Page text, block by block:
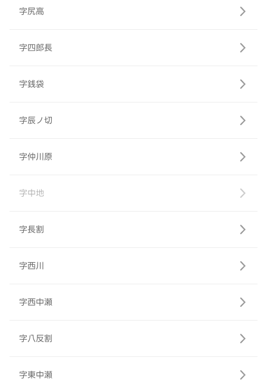
字尻高
字四郎長
字銭袋
字辰ノ切
字仲川原
字中地
字長割
字西川
字西中瀬
字八反割
字東中瀬